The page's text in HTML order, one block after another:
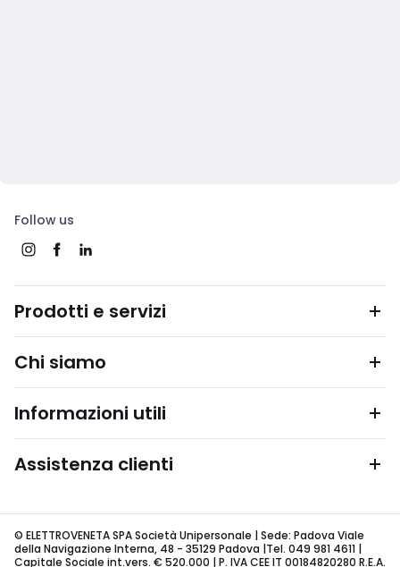
Follow us
Prodotti e servizi
Chi siamo
Informazioni utili
Assistenza clienti
© ELETTROVENETA SPA Società Unipersonale | Sede: Padova Viale
della Navigazione Interna, 48 - 35129 Padova |Tel. 049 981 4611 |
Capitale Sociale int.vers. € 520.000 | P. IVA CEE IT 00184820280 R.E.A.